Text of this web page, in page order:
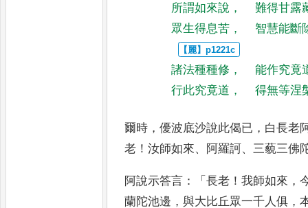
所謂如來說 ，
難得甘露
眾生得息苦 ， 智慧能斷
諸法種種修 ，
能作究竟
行此究竟道 ， 得無等涅
爾時 ，優波底沙說此偈已 ， 白長老
老 ！汝師如來、 阿羅訶 、三藐三佛
阿說示答言 ：「長老 ！我師如來 ，
蘭陀池邊 ，與大比丘眾一千人俱 ，